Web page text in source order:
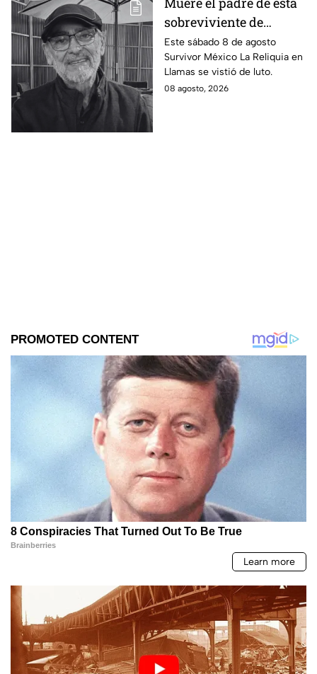
sobreviviente de
Survivor México La
Reliquia en Llamas
Este sábado 8 de agosto
Survivor México La Reliquia en
Llamas se vistió de luto.
08 agosto, 2026